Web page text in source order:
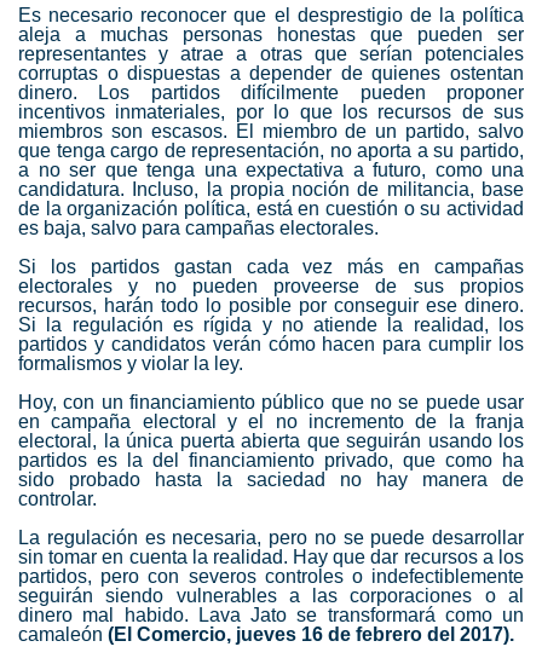
Es necesario reconocer que el desprestigio de la política
aleja a muchas personas honestas que pueden ser
representantes y atrae a otras que serían potenciales
corruptas o dispuestas a depender de quienes ostentan
dinero. Los partidos difícilmente pueden proponer
incentivos inmateriales, por lo que los recursos de sus
miembros son escasos. El miembro de un partido, salvo
que tenga cargo de representación, no aporta a su partido,
a no ser que tenga una expectativa a futuro, como una
candidatura. Incluso, la propia noción de militancia, base
de la organización política, está en cuestión o su actividad
es baja, salvo para campañas electorales.
Si los partidos gastan cada vez más en campañas
electorales y no pueden proveerse de sus propios
recursos, harán todo lo posible por conseguir ese dinero.
Si la regulación es rígida y no atiende la realidad, los
partidos y candidatos verán cómo hacen para cumplir los
formalismos y violar la ley.
Hoy, con un financiamiento público que no se puede usar
en campaña electoral y el no incremento de la franja
electoral, la única puerta abierta que seguirán usando los
partidos es la del financiamiento privado, que como ha
sido probado hasta la saciedad no hay manera de
controlar.
La regulación es necesaria, pero no se puede desarrollar
sin tomar en cuenta la realidad. Hay que dar recursos a los
partidos, pero con severos controles o indefectiblemente
seguirán siendo vulnerables a las corporaciones o al
dinero mal habido. Lava Jato se transformará como un
camaleón (El Comercio, jueves 16 de febrero del 2017).